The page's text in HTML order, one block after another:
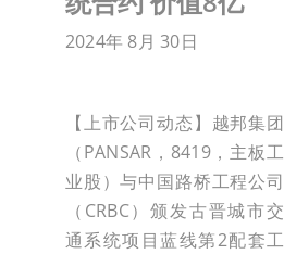
2024年 8月 30日
【上市公司动态】越邦集团
（PANSAR，8419，主板工
业股）与中国路桥工程公司
（CRBC）颁发古晋城市交
通系统项目蓝线第2配套工